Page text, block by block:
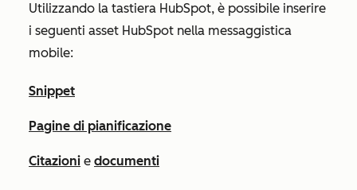
Utilizzando la tastiera HubSpot, è possibile inserire
i seguenti asset HubSpot nella messaggistica
mobile:
Snippet
Pagine di pianificazione
Citazioni e documenti